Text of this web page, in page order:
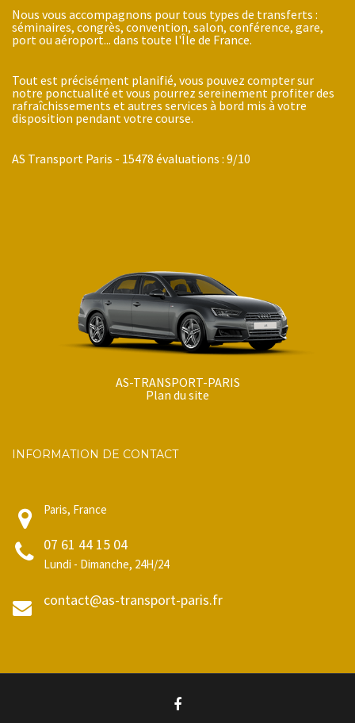
Nous vous accompagnons pour tous types de transferts :
séminaires, congrès, convention, salon, conférence, gare,
port ou aéroport... dans toute l'Île de France.
Tout est précisément planifié, vous pouvez compter sur
notre ponctualité et vous pourrez sereinement profiter des
rafraîchissements et autres services à bord mis à votre
disposition pendant votre course.
AS Transport Paris - 15478 évaluations : 9/10
AS-TRANSPORT-PARIS
Plan du site
INFORMATION DE CONTACT
Paris, France
07 61 44 15 04
Lundi - Dimanche, 24H/24
contact@as-transport-paris.fr